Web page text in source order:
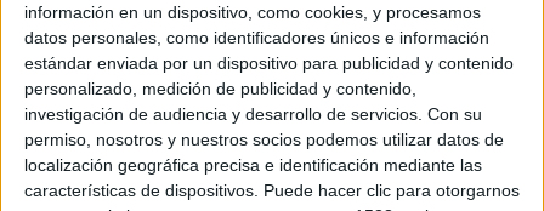
información en un dispositivo, como cookies, y procesamos
datos personales, como identificadores únicos e información
estándar enviada por un dispositivo para publicidad y contenido
personalizado, medición de publicidad y contenido,
investigación de audiencia y desarrollo de servicios. Con su
permiso, nosotros y nuestros socios podemos utilizar datos de
localización geográfica precisa e identificación mediante las
características de dispositivos. Puede hacer clic para otorgarnos